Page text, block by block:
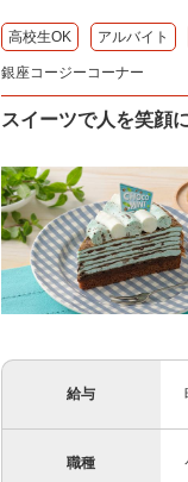
高校生OK アルバイト
銀座コージーコーナー
スイーツで人を笑顔
給与
職種